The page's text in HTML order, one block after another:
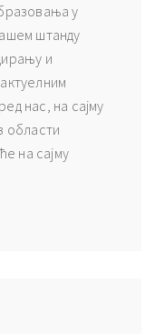
у
штанду
и
нас, на сајму
области
на сајму